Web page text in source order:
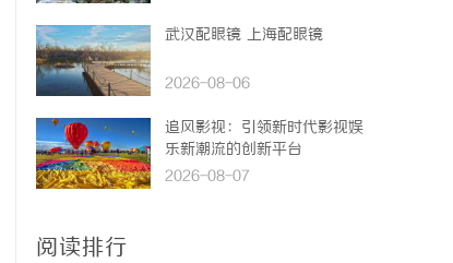
武汉配眼镜 上海配眼镜
2026-08-06
追风影视：引领新时代影视娱
乐新潮流的创新平台
2026-08-07
阅读排行